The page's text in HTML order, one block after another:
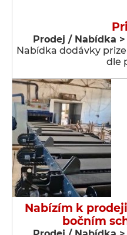
Prodej / Nabídka
Nabídka dodávky
dle
Nabízím k
bočním